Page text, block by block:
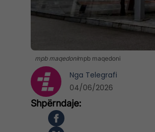
mpb maqedonimpb maqedoni
Nga Telegrafi
04/06/2026